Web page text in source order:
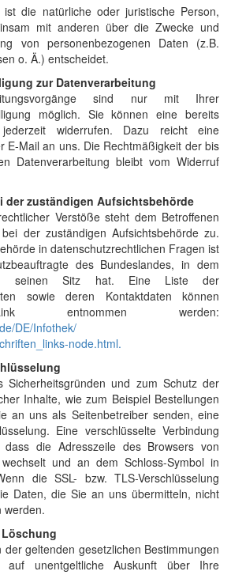
ist die natürliche oder juristische Person,
mit anderen über die Zwecke und
von personenbezogenen Daten (z.B.
o. Ä.) entscheidet.
zur Datenverarbeitung
sind nur mit Ihrer
möglich. Sie können eine bereits
widerrufen. Dazu reicht eine
E-Mail an uns. Die Rechtmäßigkeit der bis
Datenverarbeitung bleibt vom Widerruf
der zuständigen Aufsichtsbehörde
Verstöße steht dem Betroffenen
der zuständigen Aufsichtsbehörde zu.
in datenschutzrechtlichen Fragen ist
des Bundeslandes, in dem
seinen Sitz hat. Eine Liste der
sowie deren Kontaktdaten können
entnommen werden:
DE/Infothek/
node.html.
Sicherheitsgründen und zum Schutz der
Inhalte, wie zum Beispiel Bestellungen
an uns als Seitenbetreiber senden, eine
Eine verschlüsselte Verbindung
die Adresszeile des Browsers von
wechselt und an dem Schloss-Symbol in
die SSL- bzw. TLS-Verschlüsselung
Daten, die Sie an uns übermitteln, nicht
werden.
geltenden gesetzlichen Bestimmungen
auf unentgeltliche Auskunft über Ihre